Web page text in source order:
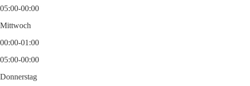
05:00-00:00
Mittwoch
00:00-01:00
05:00-00:00
Donnerstag